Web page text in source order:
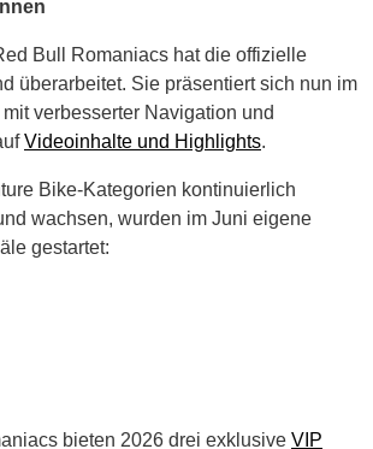
Bull Romaniacs hat die offizielle
überarbeitet. Sie präsentiert sich nun im
verbesserter Navigation und
Videoinhalte und Highlights.
Bike-Kategorien kontinuierlich
wachsen, wurden im Juni eigene
gestartet:
bieten 2026 drei exklusive VIP